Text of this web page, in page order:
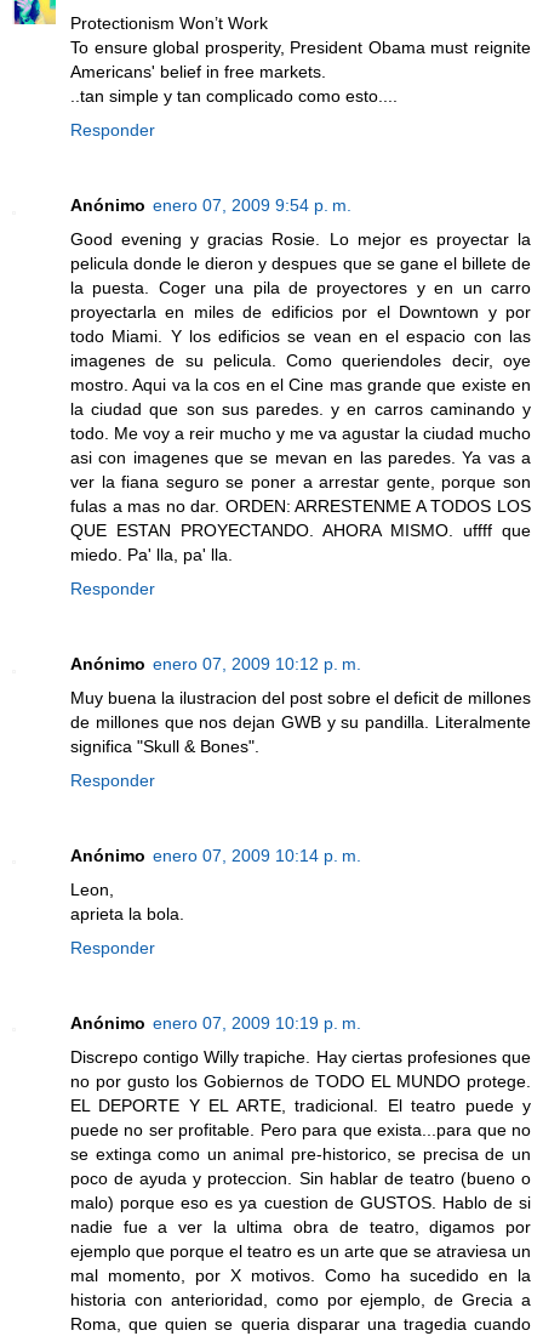
Protectionism Won’t Work
To ensure global prosperity, President Obama must reignite
Americans' belief in free markets.
..tan simple y tan complicado como esto....
Responder
Anónimo enero 07, 2009 9:54 p. m.
Good evening y gracias Rosie. Lo mejor es proyectar la
pelicula donde le dieron y despues que se gane el billete de
la puesta. Coger una pila de proyectores y en un carro
proyectarla en miles de edificios por el Downtown y por
todo Miami. Y los edificios se vean en el espacio con las
imagenes de su pelicula. Como queriendoles decir, oye
mostro. Aqui va la cos en el Cine mas grande que existe en
la ciudad que son sus paredes. y en carros caminando y
todo. Me voy a reir mucho y me va agustar la ciudad mucho
asi con imagenes que se mevan en las paredes. Ya vas a
ver la fiana seguro se poner a arrestar gente, porque son
fulas a mas no dar. ORDEN: ARRESTENME A TODOS LOS
QUE ESTAN PROYECTANDO. AHORA MISMO. uffff que
miedo. Pa' lla, pa' lla.
Responder
Anónimo enero 07, 2009 10:12 p. m.
Muy buena la ilustracion del post sobre el deficit de millones
de millones que nos dejan GWB y su pandilla. Literalmente
significa "Skull & Bones".
Responder
Anónimo enero 07, 2009 10:14 p. m.
Leon,
aprieta la bola.
Responder
Anónimo enero 07, 2009 10:19 p. m.
Discrepo contigo Willy trapiche. Hay ciertas profesiones que
no por gusto los Gobiernos de TODO EL MUNDO protege.
EL DEPORTE Y EL ARTE, tradicional. El teatro puede y
puede no ser profitable. Pero para que exista...para que no
se extinga como un animal pre-historico, se precisa de un
poco de ayuda y proteccion. Sin hablar de teatro (bueno o
malo) porque eso es ya cuestion de GUSTOS. Hablo de si
nadie fue a ver la ultima obra de teatro, digamos por
ejemplo que porque el teatro es un arte que se atraviesa un
mal momento, por X motivos. Como ha sucedido en la
historia con anterioridad, como por ejemplo, de Grecia a
Roma, que quien se queria disparar una tragedia cuando